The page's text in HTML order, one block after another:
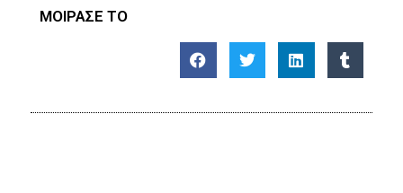
ΜΟΙΡΑΣΕ ΤΟ